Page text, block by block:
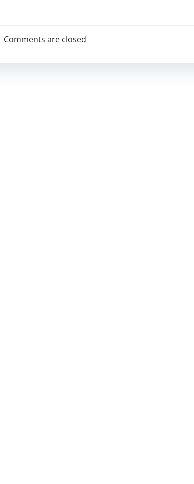
Comments are closed